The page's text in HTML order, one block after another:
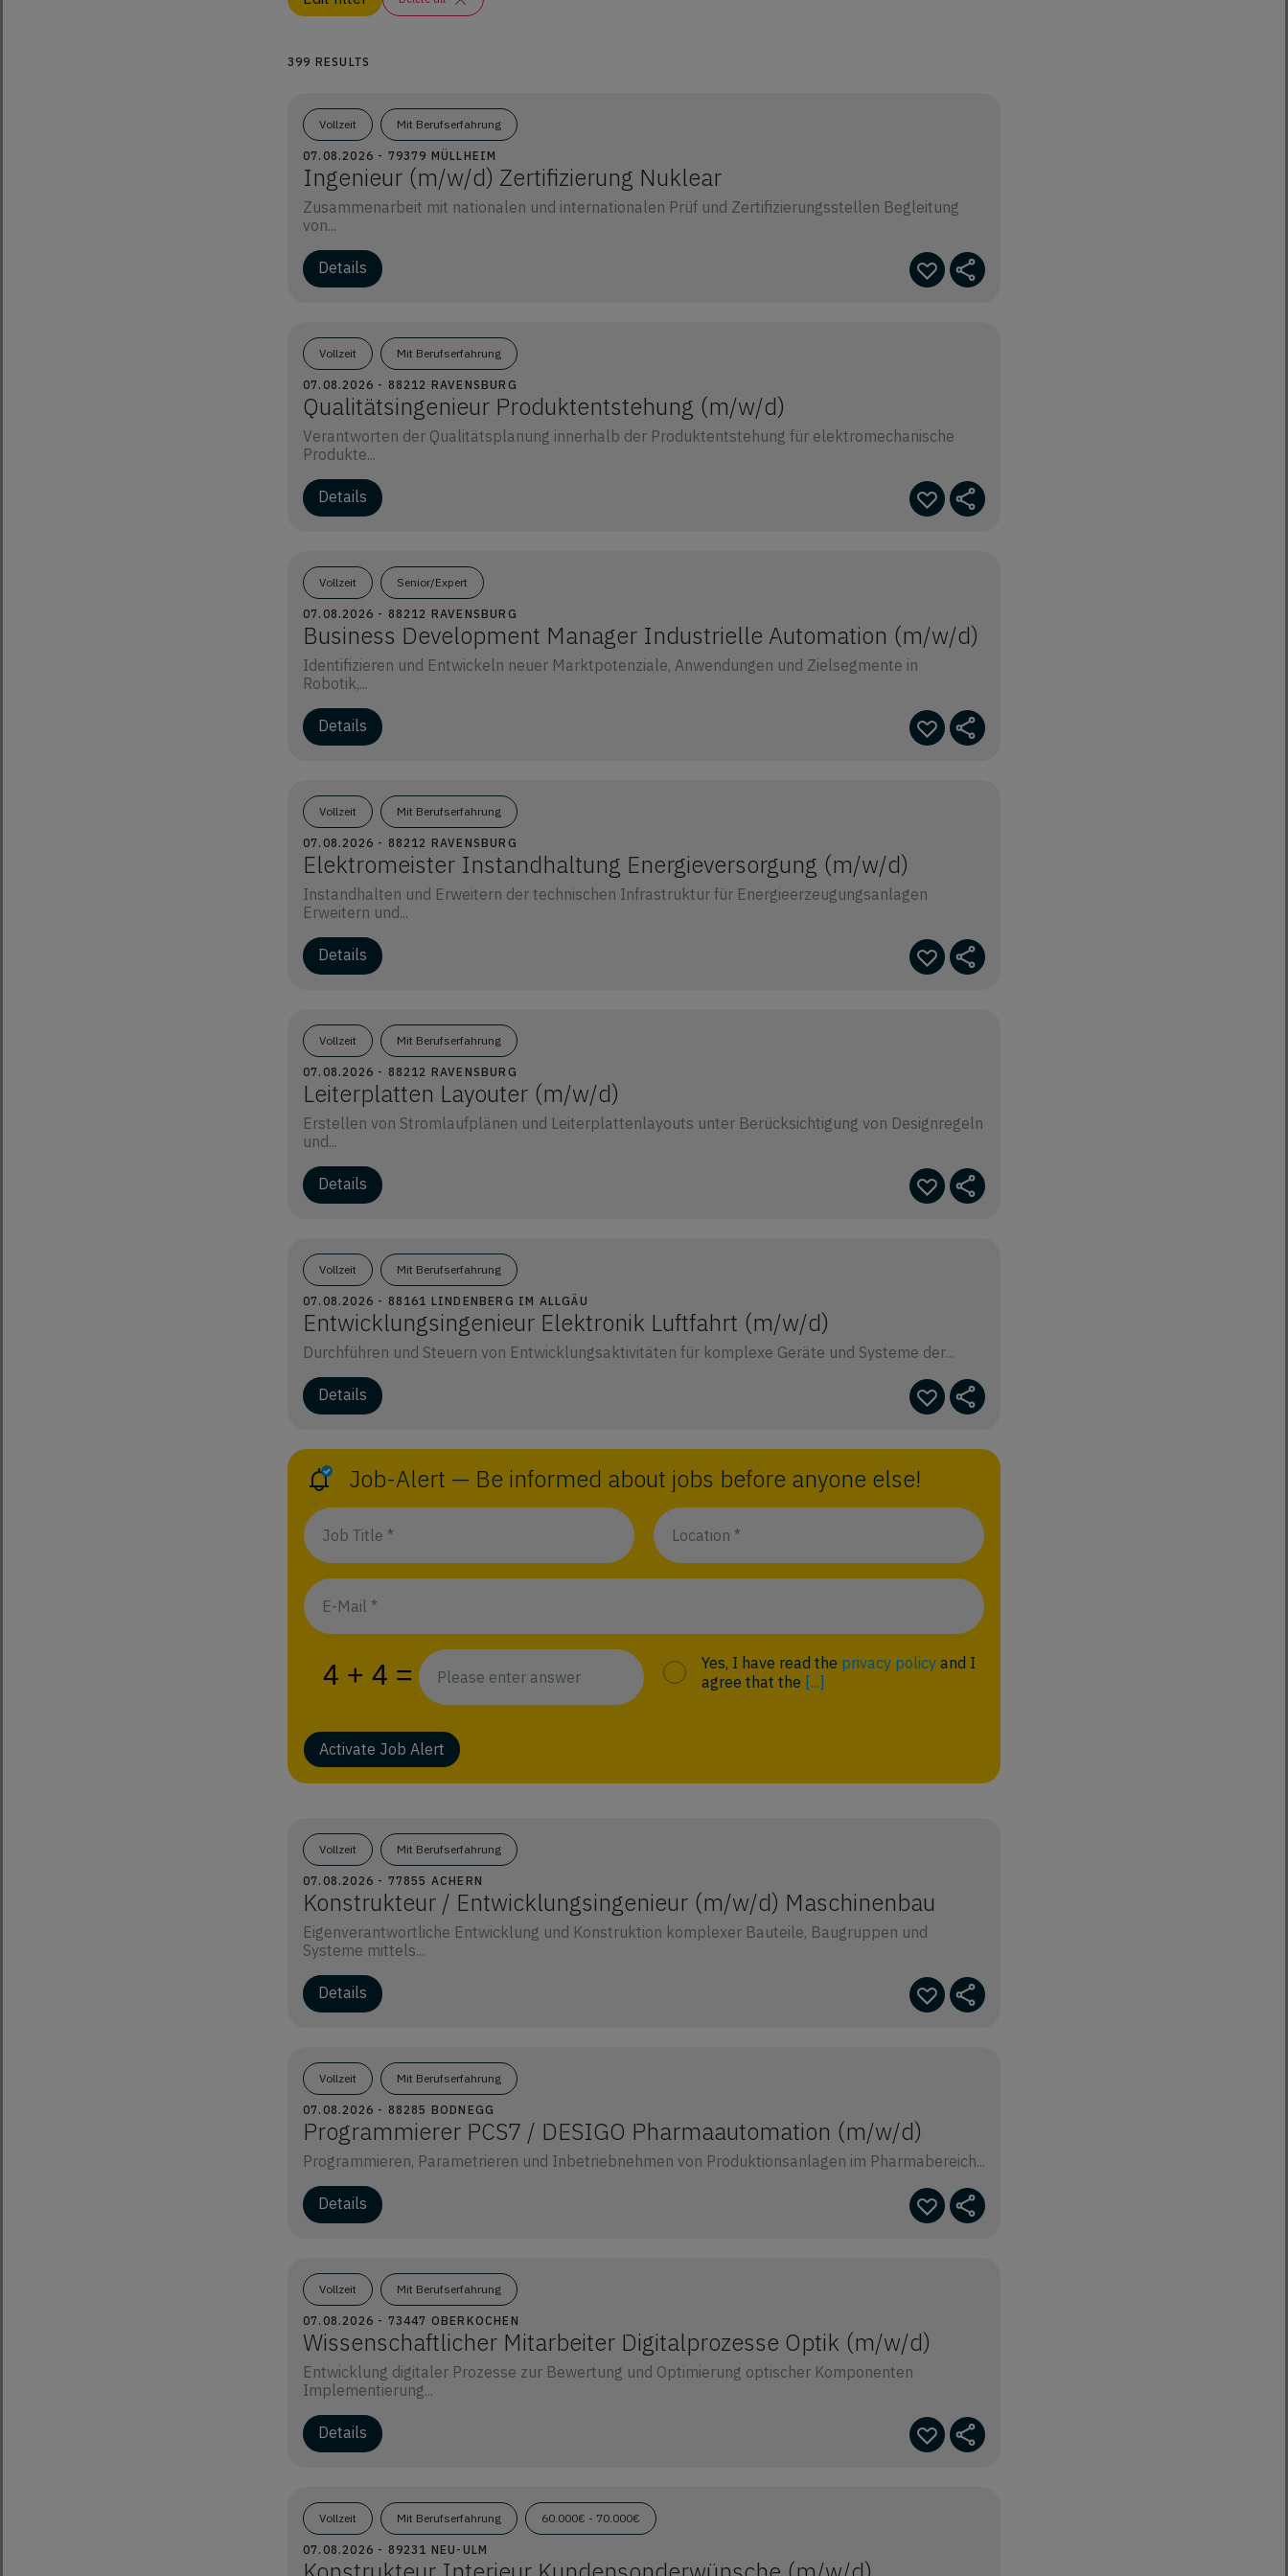
399 RESULTS
Vollzeit Mit Berufserfahrung
07.08.2026 - 79379 MÜLLHEIM
Ingenieur (m/w/d) Zertifizierung Nuklear
Zusammenarbeit mit nationalen und internationalen Prüf und Zertifizierungsstellen Begleitung
von...
Details
Vollzeit Mit Berufserfahrung
07.08.2026 - 88212 RAVENSBURG
Qualitätsingenieur Produktentstehung (m/w/d)
Verantworten der Qualitätsplanung innerhalb der Produktentstehung für elektromechanische
Produkte...
Details
Vollzeit Senior/Expert
07.08.2026 - 88212 RAVENSBURG
Business Development Manager Industrielle Automation (m/w/d)
Identifizieren und Entwickeln neuer Marktpotenziale, Anwendungen und Zielsegmente in
Robotik,...
Details
Vollzeit Mit Berufserfahrung
07.08.2026 - 88212 RAVENSBURG
Elektromeister Instandhaltung Energieversorgung (m/w/d)
Instandhalten und Erweitern der technischen Infrastruktur für Energieerzeugungsanlagen
Erweitern und...
Details
Vollzeit Mit Berufserfahrung
07.08.2026 - 88212 RAVENSBURG
Leiterplatten Layouter (m/w/d)
Erstellen von Stromlaufplänen und Leiterplattenlayouts unter Berücksichtigung von Designregeln
und...
Details
Vollzeit Mit Berufserfahrung
07.08.2026 - 88161 LINDENBERG IM ALLGÄU
Entwicklungsingenieur Elektronik Luftfahrt (m/w/d)
Durchführen und Steuern von Entwicklungsaktivitäten für komplexe Geräte und Systeme der...
Details
Job-Alert — Be informed about jobs before anyone else!
Yes, I have read the privacy policy and I
agree that the [...]
Activate Job Alert
Vollzeit Mit Berufserfahrung
07.08.2026 - 77855 ACHERN
Konstrukteur / Entwicklungsingenieur (m/w/d) Maschinenbau
Eigenverantwortliche Entwicklung und Konstruktion komplexer Bauteile, Baugruppen und
Systeme mittels...
Details
Vollzeit Mit Berufserfahrung
07.08.2026 - 88285 BODNEGG
Programmierer PCS7 / DESIGO Pharmaautomation (m/w/d)
Programmieren, Parametrieren und Inbetriebnehmen von Produktionsanlagen im Pharmabereich...
Details
Vollzeit Mit Berufserfahrung
07.08.2026 - 73447 OBERKOCHEN
Wissenschaftlicher Mitarbeiter Digitalprozesse Optik (m/w/d)
Entwicklung digitaler Prozesse zur Bewertung und Optimierung optischer Komponenten
Implementierung...
Details
Vollzeit Mit Berufserfahrung 60.000€ - 70.000€
07.08.2026 - 89231 NEU-ULM